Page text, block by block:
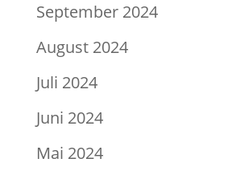
September 2024
August 2024
Juli 2024
Juni 2024
Mai 2024